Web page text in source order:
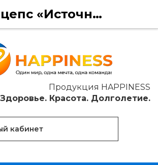
Продукция HAPPINESS
Здоровье. Красота. Долголетие.
кабинет
Кордицепс «Источник жизненной силы» HAPPINESS